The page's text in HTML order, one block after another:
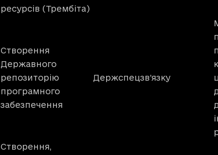
ресурсів (Трембіта)
Створення
Державного
репозиторію
програмного
забезпечення
Держспецзв’язку
Створення,